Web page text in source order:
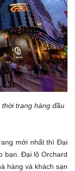
trang hàng đầu
mới nhất thì Đại
bạn. Đại lộ Orchard
hàng và khách sạn